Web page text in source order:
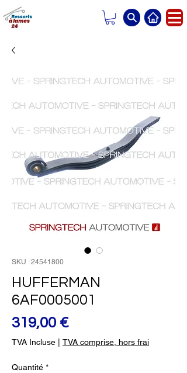
SKU : 24541800
HUFFERMAN
6AF0005001
319,00 €Prix
TVA Incluse TVA comprise, hors frai
Quantité *